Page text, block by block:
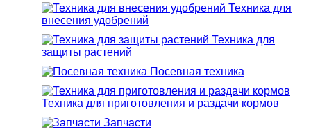
Техника для
внесения удобрений
Техника для
защиты растений
Посевная техника
Техника для приготовления и раздачи кормов
Запчасти